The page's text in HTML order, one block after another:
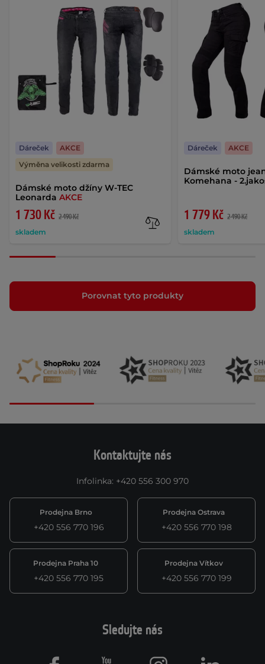
Dámské moto džíny W-TEC
Leonarda AKCE
1 730 Kč 2 490 Kč
skladem
Dáreček
AKCE
Výměna velikosti zdarma
Dámské moto
Komehana -
1 779 Kč 2 490 Kč
skladem
Dáreček AKCE
Porovnat tyto produkty
Kontaktujte nás
Infolinka: +420 556 300 970
Prodejna Brno
+420 556 770 196
Prodejna Ostrava
+420 556 770 198
Prodejna Praha 10
+420 556 770 195
Prodejna Vítkov
+420 556 770 199
Sledujte nás